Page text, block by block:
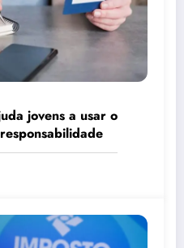
jovens a usar o